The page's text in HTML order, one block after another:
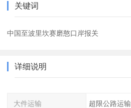
关键词
中国至波里坎赛磨憨口岸报关
详细说明
大件运输 超限公路运输